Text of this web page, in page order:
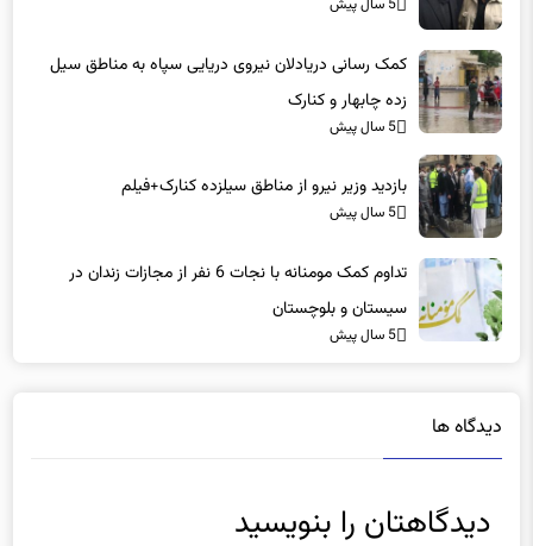
زده چابهار و کنارک
5 سال پیش
سیستان و بلوچستان
نشانی ایمیل شما منتشر نخواهد شد.بخش‌های موردنیاز علامت‌گذاری